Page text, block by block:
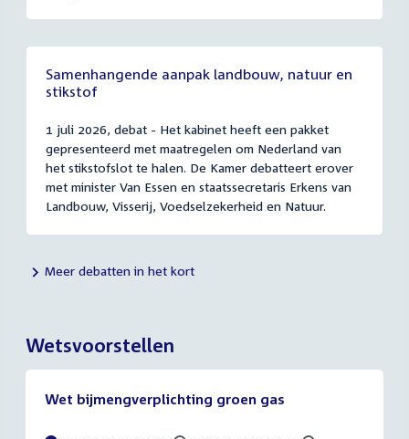
Samenhangende aanpak landbouw, natuur en
stikstof
1 juli 2026, debat - Het kabinet heeft een pakket
gepresenteerd met maatregelen om Nederland van
het stikstofslot te halen. De Kamer debatteert erover
met minister Van Essen en staatssecretaris Erkens van
Landbouw, Visserij, Voedselzekerheid en Natuur.
Meer debatten in het kort
Wetsvoorstellen
Wet bijmengverplichting groen gas